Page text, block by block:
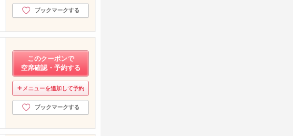
ブックマークする
このクーポンで
空席確認・予約する
メニューを追加して予約
ブックマークする